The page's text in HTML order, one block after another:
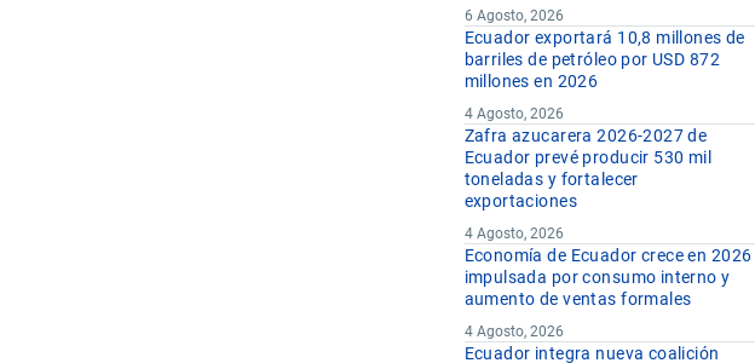
6 Agosto, 2026
Ecuador exportará 10,8 millones de
barriles de petróleo por USD 872
millones en 2026
4 Agosto, 2026
Zafra azucarera 2026-2027 de
Ecuador prevé producir 530 mil
toneladas y fortalecer
exportaciones
4 Agosto, 2026
Economía de Ecuador crece en 2026
impulsada por consumo interno y
aumento de ventas formales
4 Agosto, 2026
Ecuador integra nueva coalición